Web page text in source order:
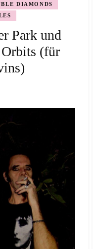
DIAMONDS
Park und
(für